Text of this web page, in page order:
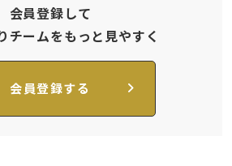
会員登録して
チームをもっと見やすく
会員登録する